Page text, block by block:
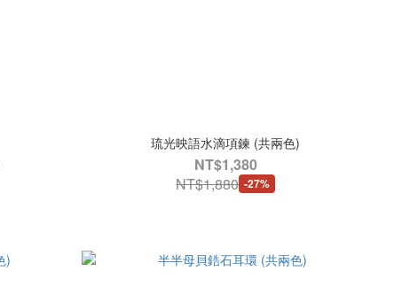
琉光映語水滴項鍊 (共兩色)
NT$1,380
NT$1,880 -27%